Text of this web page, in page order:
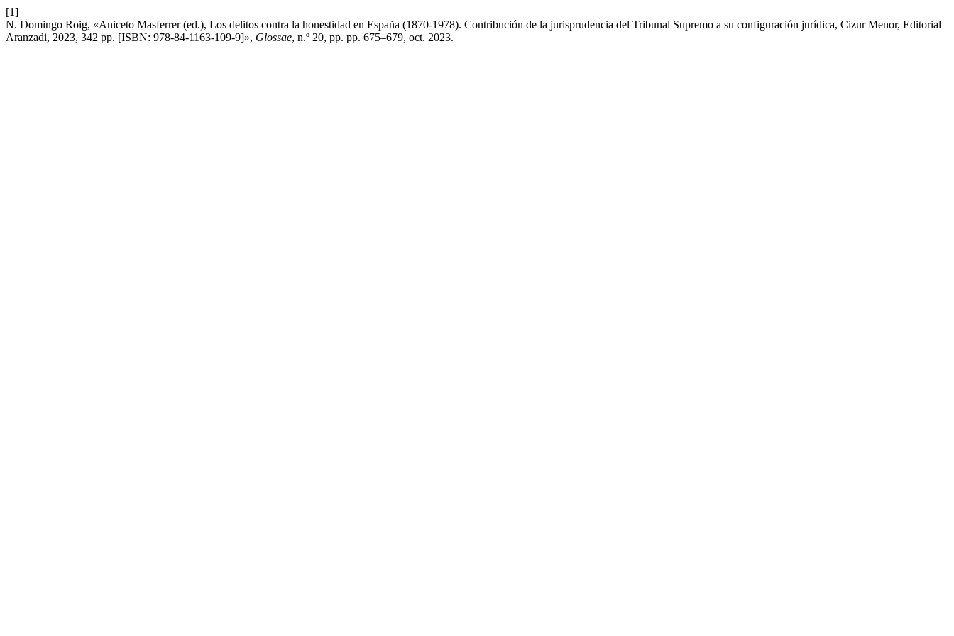
[1]
N. Domingo Roig, «Aniceto Masferrer (ed.), Los delitos contra la honestidad en España (1870-1978). Contribución de la jurisprudencia del Tribunal Supremo a su configuración jurídica, Cizur Menor, Editorial
Aranzadi, 2023, 342 pp. [ISBN: 978-84-1163-109-9]», Glossae, n.º 20, pp. pp. 675–679, oct. 2023.